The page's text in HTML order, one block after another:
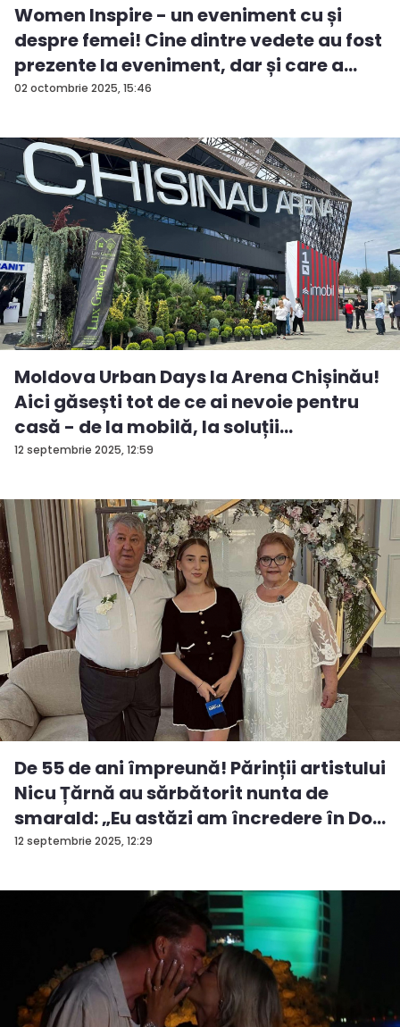
02 octombrie 2025, 15:46
Women Inspire - un eveniment cu și
despre femei! Cine dintre vedete au fost
prezente la eveniment, dar și care a
fos...
12 septembrie 2025, 12:59
Moldova Urban Days la Arena Chișinău!
Aici găsești tot de ce ai nevoie pentru
casă - de la mobilă, la soluții
ingenioas...
12 septembrie 2025, 12:29
De 55 de ani împreună! Părinții artistului
Nicu Țărnă au sărbătorit nunta de
smarald: „Eu astăzi am încredere în Do...